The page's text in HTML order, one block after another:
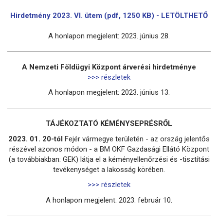
Hirdetmény 2023. VI. ütem (pdf, 1250 KB) - LETÖLTHETŐ
A honlapon megjelent: 2023. június 28.
A Nemzeti Földügyi Központ árverési hirdetménye
>>> részletek
A honlapon megjelent: 2023. június 13.
TÁJÉKOZTATÓ KÉMÉNYSEPRÉSRŐL
2023. 01. 20-tól Fejér vármegye területén - az ország jelentős
részével azonos módon - a BM OKF Gazdasági Ellátó Központ
(a továbbiakban: GEK) látja el a kéményellenőrzési és -tisztítási
tevékenységet a lakosság körében.
>>> részletek
A honlapon megjelent: 2023. február 10